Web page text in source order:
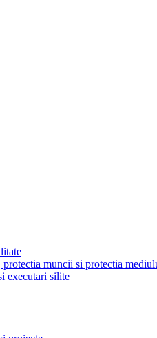
muncii si protectia
executari silite